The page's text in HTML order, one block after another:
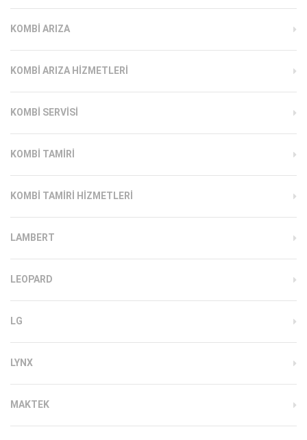
KOMBI ARIZA
KOMBI ARIZA HIZMETLERI
KOMBI SERVISI
KOMBI TAMIRI
KOMBI TAMIRI HIZMETLERI
LAMBERT
LEOPARD
LG
LYNX
MAKTEK